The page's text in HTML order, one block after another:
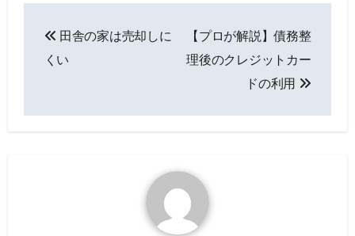
ビ
田舎の家は売却しに
くい
【プロが解説】債務整
理後のクレジットカー
ドの利用